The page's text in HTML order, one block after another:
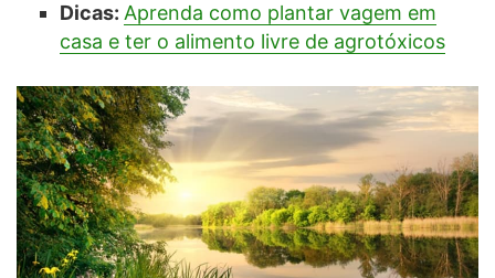
Dicas: Aprenda como plantar vagem em
casa e ter o alimento livre de agrotóxicos